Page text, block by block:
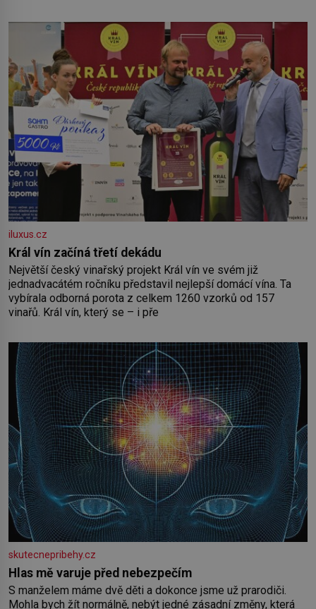
by pokoj miminka měl působit především klidně a útulně.
Předškolní věk je
iluxus.cz
Král vín začíná třetí dekádu
Největší český vinařský projekt Král vín ve svém již
jednadvacátém ročníku představil nejlepší domácí vína. Ta
vybírala odborná porota z celkem 1260 vzorků od 157
vinařů. Král vín, který se – i pře
skutecnepribehy.cz
Hlas mě varuje před nebezpečím
S manželem máme dvě děti a dokonce jsme už prarodiči.
Mohla bych žít normálně, nebýt jedné zásadní změny, která